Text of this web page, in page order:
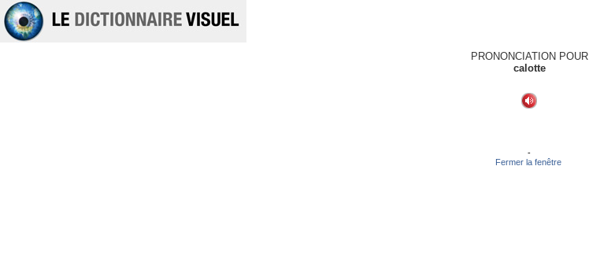
PRONONCIATION POUR
calotte
-
Fermer la fenêtre